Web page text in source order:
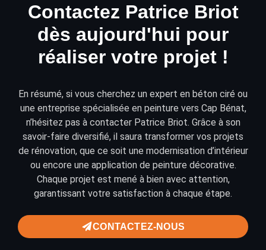
Contactez Patrice Briot
dès aujourd'hui pour
réaliser votre projet !
En résumé, si vous cherchez un expert en béton ciré ou
une entreprise spécialisée en peinture vers Cap Bénat,
n’hésitez pas à contacterPatrice Briot. Grâce à son
savoir-faire diversifié, il saura transformer vos projets
de rénovation, que ce soit une modernisation d’intérieur
ou encore une application de peinture décorative.
Chaque projet est mené à bien avec attention,
garantissant votre satisfaction à chaque étape.
CONTACTEZ-NOUS